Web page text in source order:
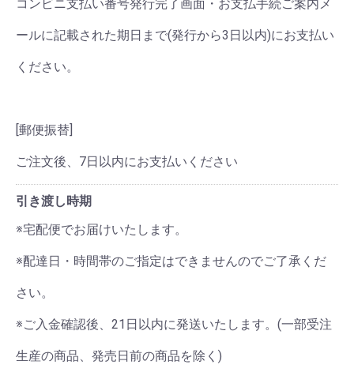
コンビニ支払い番号発行完了画面・お支払手続ご案内メ
ールに記載された期日まで(発行から3日以内)にお支払い
ください。
[郵便振替]
ご注文後、7日以内にお支払いください
引き渡し時期
※宅配便でお届けいたします。
※配達日・時間帯のご指定はできませんのでご了承くだ
さい。
※ご入金確認後、21日以内に発送いたします。(一部受注
生産の商品、発売日前の商品を除く)